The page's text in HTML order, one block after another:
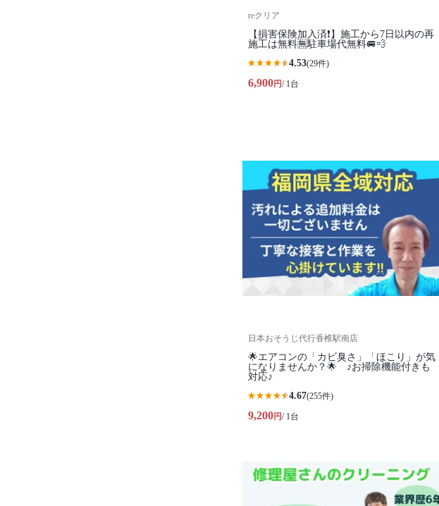
reクリア
【損害保険加入済❗️】施工から7日以内の再
施工は無料🈚️駐車場代無料🚐💨
4.53(29件)
6,900円/ 1台
日本おそうじ代行香椎駅南店
🌟エアコンの「カビ臭さ」「ほこり」が気
になりませんか？🌟 ♪お掃除機能付きも
対応♪
4.67(255件)
9,200円/ 1台